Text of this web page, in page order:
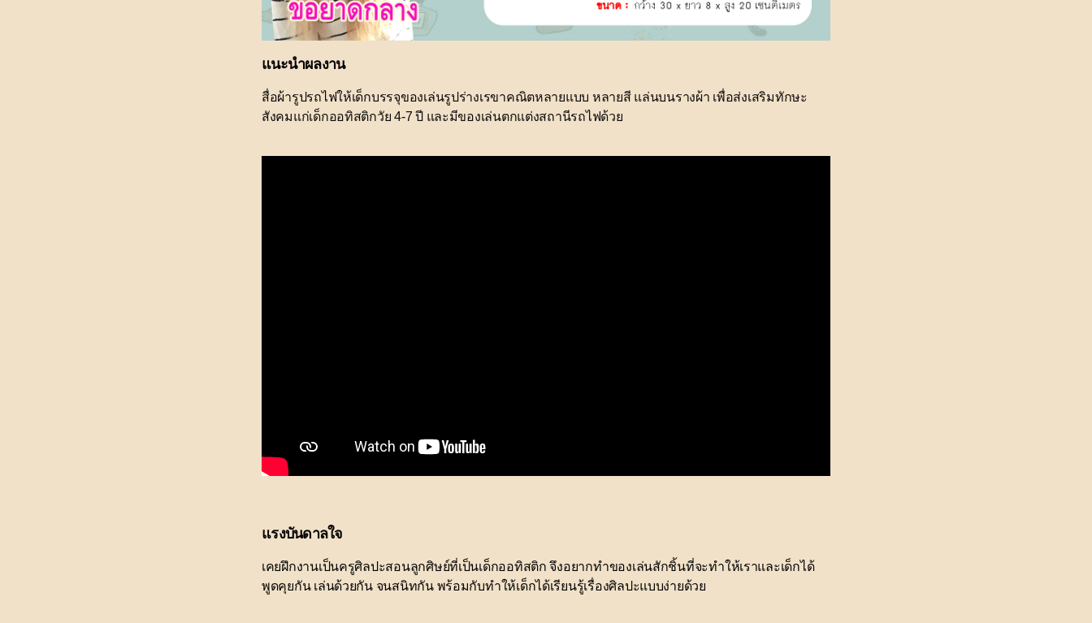
แนะนำผลงาน
สื่อผ้ารูปรถไฟให้เด็กบรรจุของเล่นรูปร่างเรขาคณิตหลายแบบ หลายสี แล่นบนรางผ้า เพื่อส่งเสริมทักษะ
สังคมแก่เด็กออทิสติกวัย 4-7 ปี และมีของเล่นตกแต่งสถานีรถไฟด้วย
แรงบันดาลใจ
เคยฝึกงานเป็นครูศิลปะสอนลูกศิษย์ที่เป็นเด็กออทิสติก จึงอยากทำของเล่นสักชิ้นที่จะทำให้เราและเด็กได้
พูดคุยกัน เล่นด้วยกัน จนสนิทกัน พร้อมกับทำให้เด็กได้เรียนรู้เรื่องศิลปะแบบง่ายด้วย